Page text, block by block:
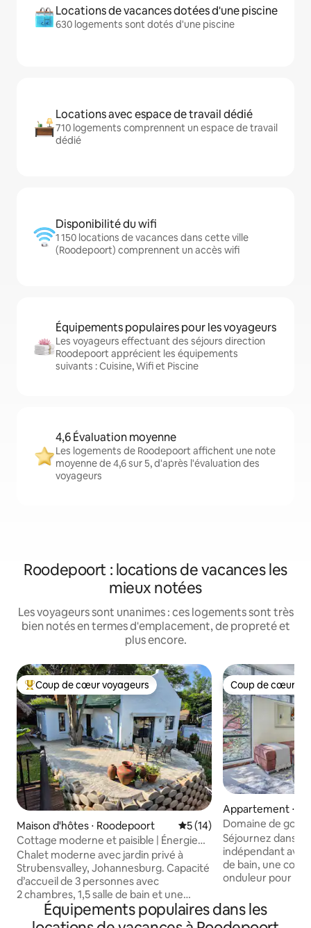
Locations de vacances dotées d'une piscine
630 logements sont dotés d'une piscine
Locations avec espace de travail dédié
710 logements comprennent un espace de travail
dédié
Disponibilité du wifi
1 150 locations de vacances dans cette ville
(Roodepoort) comprennent un accès wifi
Équipements populaires pour les voyageurs
Les voyageurs effectuant des séjours direction
Roodepoort apprécient les équipements
suivants : Cuisine, Wifi et Piscine
4,6 Évaluation moyenne
Les logements de Roodepoort affichent une note
moyenne de 4,6 sur 5, d'après l'évaluation des
voyageurs
Roodepoort : locations de vacances les
mieux notées
Les voyageurs sont unanimes : ces logements sont très
bien notés en termes d'emplacement, de propreté et
plus encore.
Coups de cœur voyageurs les plus appréciés
Coup de cœur voyageurs
Maison d'hôtes ⋅ Roodepoort Évaluation moyenne sur la
5 (14)
Cottage moderne et paisible | Énergie
solaire et alimentation en eau de
secours
Chalet moderne avec jardin privé à
Strubensvalley, Johannesburg. Capacité
d’accueil de 3 personnes avec
2 chambres, 1,5 salle de bain et une
cuisine entièrement équipée avec thé,
café et machine à dosettes gratuits. Le
Coup de cœur
Coup de cœur
Appartement ⋅
Golf Estate
Domaine de golf
secours • Sécurisé
Séjournez dans
indépendant avec
de bain, une
onduleur pour
d'une vue
Chambre
Équipements populaires dans les